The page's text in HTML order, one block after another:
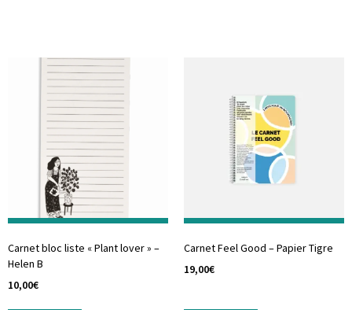
Carnet bloc liste « Plant lover » –
Helen B
10,00€
Carnet Feel Good – Papier Tigre
19,00€